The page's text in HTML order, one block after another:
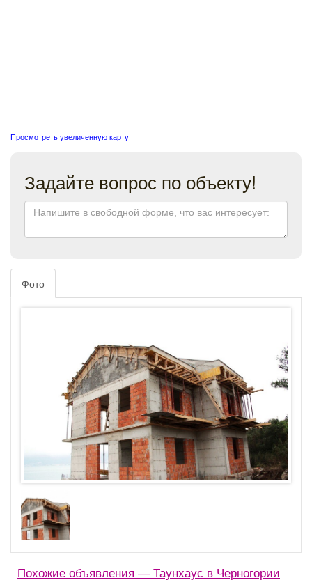
Просмотреть увеличенную карту
Задайте вопрос по объекту!
Фото
Похожие объявления — Таунхаус в Черногории